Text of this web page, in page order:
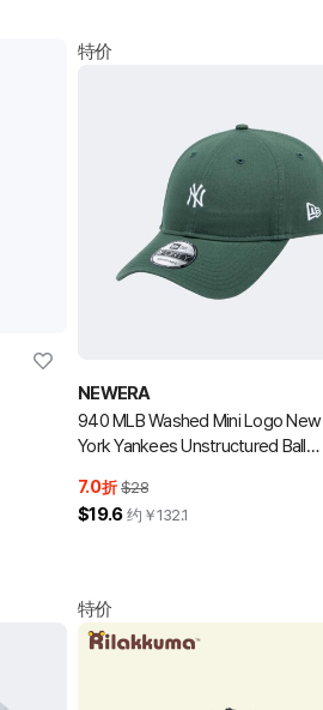
特价
NEWERA
940 MLB Washed Mini Logo New
York Yankees Unstructured Ball
7.0折 $28
$19.6 约￥132.1
特价